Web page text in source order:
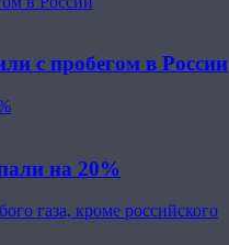
с пробегом в России
на 20%
газа, кроме российского